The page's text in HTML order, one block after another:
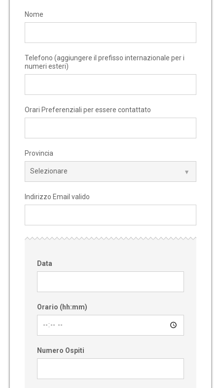
Nome
Telefono (aggiungere il prefisso internazionale per i
numeri esteri)
Orari Preferenziali per essere contattato
Provincia
Indirizzo Email valido
Data
Orario (hh:mm)
Numero Ospiti